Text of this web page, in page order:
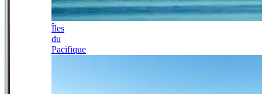
Îles
du
Pacifique